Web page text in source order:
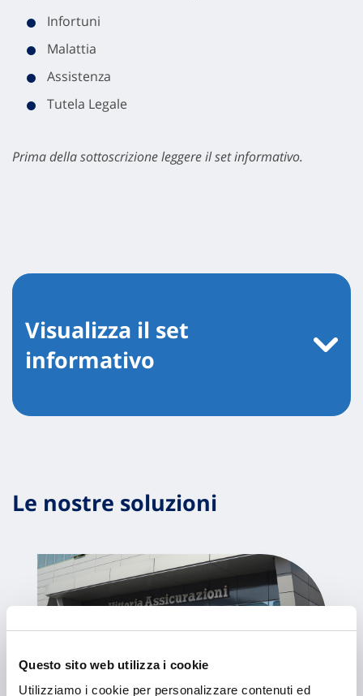
Questo sito web utilizza i cookie
Utilizziamo i cookie per personalizzare contenuti ed
Infortuni
Malattia
Assistenza
Tutela Legale
Prima della sottoscrizione leggere il set informativo.
Visualizza il set
informativo
Le nostre soluzioni